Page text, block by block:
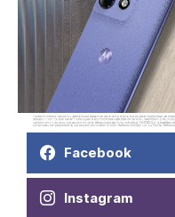
Facebook
Instagram